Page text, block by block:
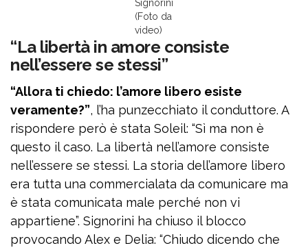
Signorini
(Foto da
video)
“La libertà in amore consiste
nell’essere se stessi”
“Allora ti chiedo: l’amore libero esiste
veramente?”, l’ha punzecchiato il conduttore. A
rispondere però è stata Soleil: “Sì ma non è
questo il caso. La libertà nell’amore consiste
nell’essere se stessi. La storia dell’amore libero
era tutta una commercialata da comunicare ma
è stata comunicata male perché non vi
appartiene”. Signorini ha chiuso il blocco
provocando Alex e Delia: “Chiudo dicendo che